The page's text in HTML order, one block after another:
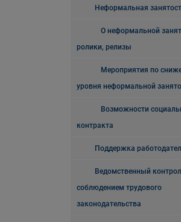
Неформальная
О неформальной
ролики, релизы
Мероприятия по
уровня неформальной
Возможности
контракта
Поддержка
Ведомственный
соблюдением трудового
законодательства